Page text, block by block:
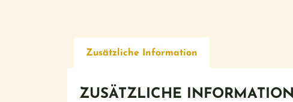
Zusätzliche Information
ZUSÄTZLICHE INFORMATION